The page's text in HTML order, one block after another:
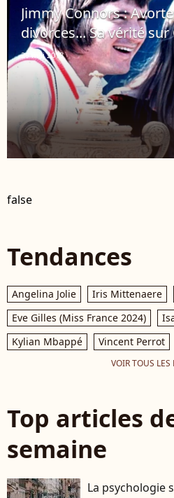
Jimmy Connors :
divorces... Sa vérité sur
29 mai 2013
false
Tendances
Angelina Jolie Iris Mittenaere
Eve Gilles (Miss France 2024)
Kylian Mbappé
Vincent Perrot
VOIR TOUS LES
Top articles
semaine
La psychologie